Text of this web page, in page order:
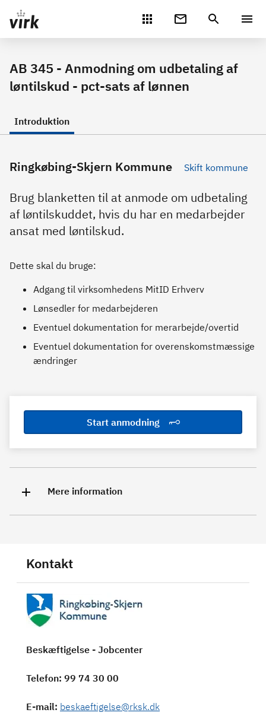
Gå direkte til indhold
AB 345 - Anmodning om udbetaling af
løntilskud - pct-sats af lønnen
Introduktion
Ringkøbing-Skjern Kommune Skift kommune
Brug blanketten til at anmode om udbetaling
af løntilskuddet, hvis du har en medarbejder
ansat med løntilskud.
Dette skal du bruge:
Adgang til virksomhedens MitID Erhverv
Lønsedler for medarbejderen
Eventuel dokumentation for merarbejde/overtid
Eventuel dokumentation for overenskomstmæssige
ændringer
Start anmodning
Mere information
Kontakt
Beskæftigelse - Jobcenter
Telefon: 99 74 30 00
E-mail: beskaeftigelse@rksk.dk